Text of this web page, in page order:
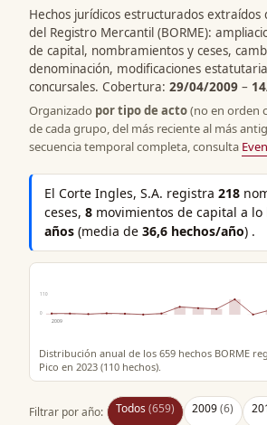
Hechos jurídicos estructurados extraídos
del Registro Mercantil (BORME):
de capital, nombramientos y ceses,
denominación, modificaciones
concursales. Cobertura: 29/04/2009 –
Organizado por tipo de acto(no en orden
de cada grupo, del más reciente al más
secuencia temporal completa, consulta
El Corte Ingles, S.A. registra218
ceses,8 movimientos de capital a
años (media de36,6 hechos/año) .
110
0
2009
Distribución anual de los 659 hechos BORME
Pico en 2023 (110 hechos).
Filtrar por año: Todos (659) 2009(6)